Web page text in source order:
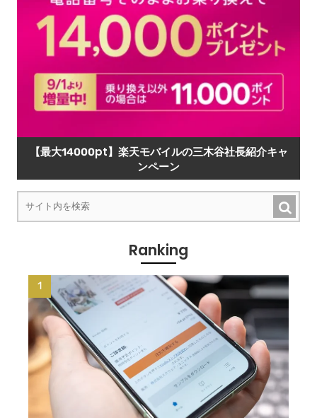
【最大14000pt】楽天モバイルの三木谷社長紹介キャ
ンペーン
Ranking